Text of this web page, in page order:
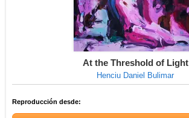
At the Threshold of Light
Henciu Daniel Bulimar
Reproducción desde: